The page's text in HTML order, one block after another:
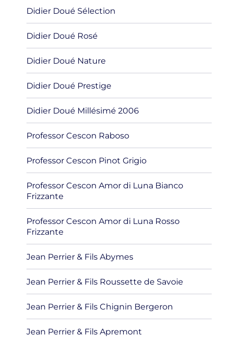
Didier Doué Sélection
Didier Doué Rosé
Didier Doué Nature
Didier Doué Prestige
Didier Doué Millésimé 2006
Professor Cescon Raboso
Professor Cescon Pinot Grigio
Professor Cescon Amor di Luna Bianco
Frizzante
Professor Cescon Amor di Luna Rosso
Frizzante
Jean Perrier & Fils Abymes
Jean Perrier & Fils Roussette de Savoie
Jean Perrier & Fils Chignin Bergeron
Jean Perrier & Fils Apremont